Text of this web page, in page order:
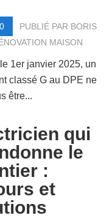
PUBLIÉ PAR BORIS
MAISON
1er janvier 2025, un
classé G au DPE ne
être...
qui
le
:
et